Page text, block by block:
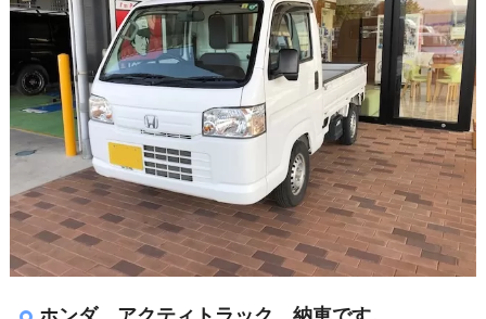
ホンダ アクティトラック 納車です。